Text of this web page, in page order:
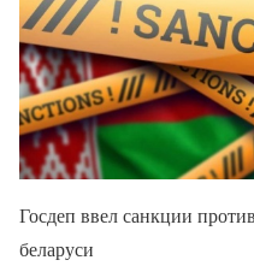
Госдеп ввел санкции
беларуси